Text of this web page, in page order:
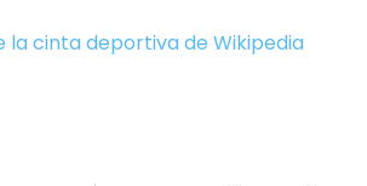
la cinta deportiva de Wikipedia